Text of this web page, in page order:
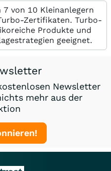
von 10 Kleinanlegern
Zertifikaten. Turbo-
Produkte und
geeignet.
Newsletter
mehr aus der